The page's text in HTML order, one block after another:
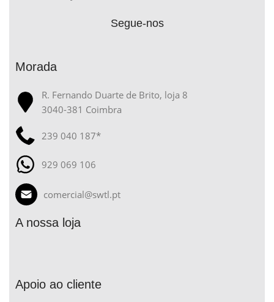
Segue-nos
Morada
R. Fernando Duarte de Brito, loja 8
3040-381 Coimbra
239 040 187*
929 069 106
comercial@swtl.pt
A nossa loja
Apoio ao cliente